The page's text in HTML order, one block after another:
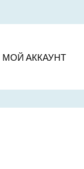
МОЙ АККАУНТ